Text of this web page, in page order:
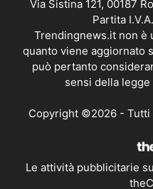
Via Sistina 121, 00187
Partita
Trendingnews.it non è
quanto viene aggiornato
può pertanto
sensi della legge
Copyright ©2026 -
Le attività pubblicitarie